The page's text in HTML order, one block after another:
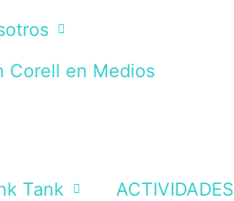
Corell en Medios
Tank ACTIVIDADES